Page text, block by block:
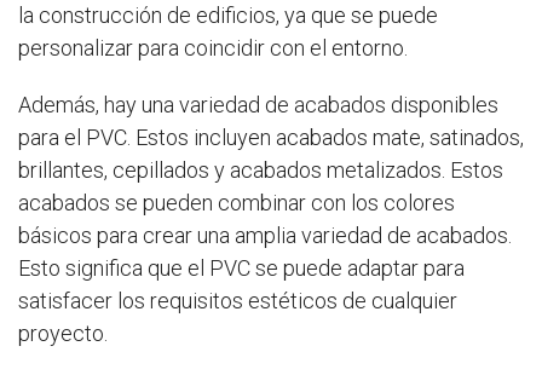
la construcción de edificios, ya que se puede
personalizar para coincidir con el entorno.
Además, hay una variedad de acabados disponibles
para el PVC. Estos incluyen acabados mate, satinados,
brillantes, cepillados y acabados metalizados. Estos
acabados se pueden combinar con los colores
básicos para crear una amplia variedad de acabados.
Esto significa que el PVC se puede adaptar para
satisfacer los requisitos estéticos de cualquier
proyecto.